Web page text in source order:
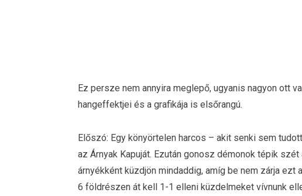
Ez persze nem annyira meglepő, ugyanis nagyon ott
hangeffektjei és a grafikája is elsőrangú.
Előszó: Egy könyörtelen harcos – akit senki sem
az Árnyak Kapuját. Ezután gonosz démonok tépik
árnyékként küzdjön mindaddig, amíg be nem zárja
6 földrészen át kell 1-1 elleni küzdelmeket vívnunk